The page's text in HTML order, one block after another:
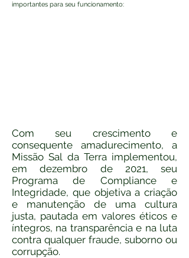
importantes para seu funcionamento:
Com seu crescimento e
consequente amadurecimento, a
Missão Sal da Terra implementou,
em dezembro de 2021, seu
Programa de Compliance e
Integridade, que objetiva a criação
e manutenção de uma cultura
justa, pautada em valores éticos e
íntegros, na transparência e na luta
contra qualquer fraude, suborno ou
corrupção.